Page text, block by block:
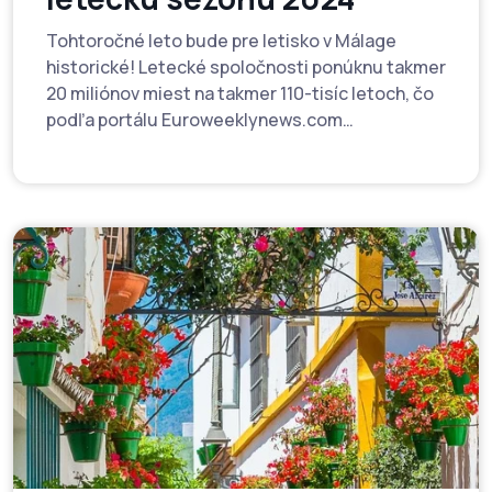
Tohtoročné leto bude pre letisko v Málage
historické! Letecké spoločnosti ponúknu takmer
20 miliónov miest na takmer 110-tisíc letoch, čo
podľa portálu Euroweeklynews.com